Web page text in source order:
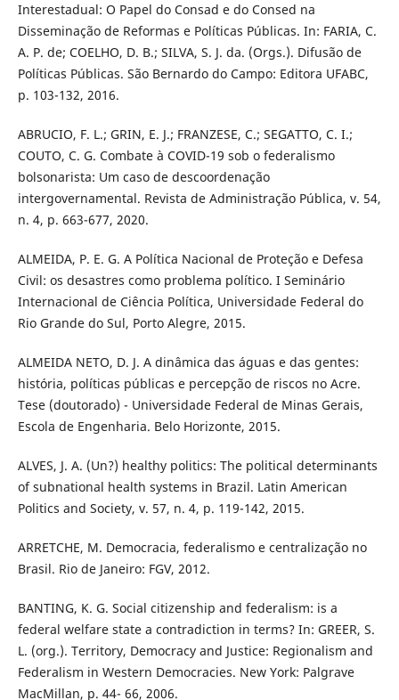
Interestadual: O Papel do Consad e do Consed na
Disseminação de Reformas e Políticas Públicas. In: FARIA, C.
A. P. de; COELHO, D. B.; SILVA, S. J. da. (Orgs.). Difusão de
Políticas Públicas. São Bernardo do Campo: Editora UFABC,
p. 103-132, 2016.
ABRUCIO, F. L.; GRIN, E. J.; FRANZESE, C.; SEGATTO, C. I.;
COUTO, C. G. Combate à COVID-19 sob o federalismo
bolsonarista: Um caso de descoordenação
intergovernamental. Revista de Administração Pública, v. 54,
n. 4, p. 663-677, 2020.
ALMEIDA, P. E. G. A Política Nacional de Proteção e Defesa
Civil: os desastres como problema político. I Seminário
Internacional de Ciência Política, Universidade Federal do
Rio Grande do Sul, Porto Alegre, 2015.
ALMEIDA NETO, D. J. A dinâmica das águas e das gentes:
história, políticas públicas e percepção de riscos no Acre.
Tese (doutorado) - Universidade Federal de Minas Gerais,
Escola de Engenharia. Belo Horizonte, 2015.
ALVES, J. A. (Un?) healthy politics: The political determinants
of subnational health systems in Brazil. Latin American
Politics and Society, v. 57, n. 4, p. 119-142, 2015.
ARRETCHE, M. Democracia, federalismo e centralização no
Brasil. Rio de Janeiro: FGV, 2012.
BANTING, K. G. Social citizenship and federalism: is a
federal welfare state a contradiction in terms? In: GREER, S.
L. (org.). Territory, Democracy and Justice: Regionalism and
Federalism in Western Democracies. New York: Palgrave
MacMillan, p. 44- 66, 2006.